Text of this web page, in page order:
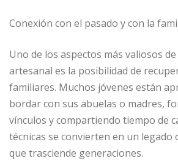
Conexión con el pasado y con la
Uno de los aspectos más valiosos
artesanal es la posibilidad de
familiares. Muchos jóvenes están
bordar con sus abuelas o madres,
vínculos y compartiendo tiempo de
técnicas se convierten en un legado
que trasciende generaciones.